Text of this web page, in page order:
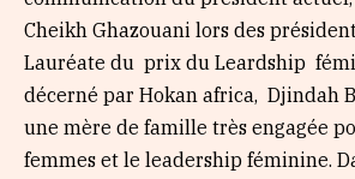
Cheikh Ghazouani lors des
Lauréate du prix du Leardship
décerné par Hokan africa, Djindah
une mère de famille très engagée
femmes et le leadership féminine.